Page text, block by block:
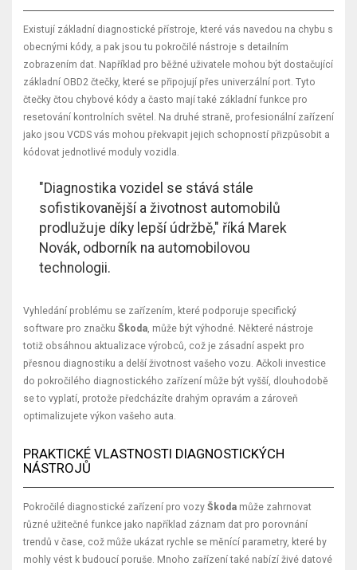
Existují základní diagnostické přístroje, které vás navedou na chybu s
obecnými kódy, a pak jsou tu pokročilé nástroje s detailním
zobrazením dat. Například pro běžné uživatele mohou být dostačující
základní OBD2 čtečky, které se připojují přes univerzální port. Tyto
čtečky čtou chybové kódy a často mají také základní funkce pro
resetování kontrolních světel. Na druhé straně, profesionální zařízení
jako jsou VCDS vás mohou překvapit jejich schopností přizpůsobit a
kódovat jednotlivé moduly vozidla.
"Diagnostika vozidel se stává stále
sofistikovanější a životnost automobilů
prodlužuje díky lepší údržbě," říká Marek
Novák, odborník na automobilovou
technologii.
Vyhledání problému se zařízením, které podporuje specifický
software pro značku Škoda, může být výhodné. Některé nástroje
totiž obsáhnou aktualizace výrobců, což je zásadní aspekt pro
přesnou diagnostiku a delší životnost vašeho vozu. Ačkoli investice
do pokročilého diagnostického zařízení může být vyšší, dlouhodobě
se to vyplatí, protože předcházíte drahým opravám a zároveň
optimalizujete výkon vašeho auta.
PRAKTICKÉ VLASTNOSTI DIAGNOSTICKÝCH
NÁSTROJŮ
Pokročilé diagnostické zařízení pro vozy Škoda může zahrnovat
různé užitečné funkce jako například záznam dat pro porovnání
trendů v čase, což může ukázat rychle se měnící parametry, které by
mohly vést k budoucí poruše. Mnoho zařízení také nabízí živé datové